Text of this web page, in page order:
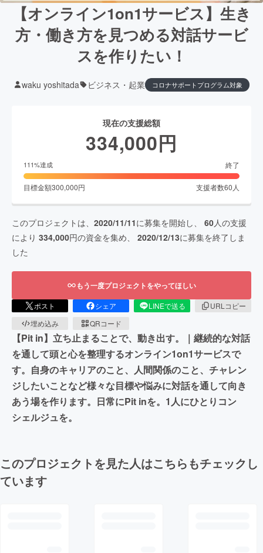
【オンライン1on1サービス】生き
方・働き方を見つめる対話サービ
スを作りたい！
waku yoshitada ビジネス・起業 コロナサポートプログラム対象
現在の支援総額
334,000円
111%達成 終了
目標金額300,000円 支援者数60 人
このプロジェクトは、 2020/11/11に募集を開始し、 60人の支援
により 334,000円の資金を集め、 2020/12/13に募集を終了しま
した
もう一度プロジェクトをやってほしい
ポスト シェア LINEで送る
URLコピー
埋め込み
QRコード
【Pit in】立ち止まることで、動き出す。｜継続的な対話
を通して頭と心を整理するオンライン1on1サービスで
す。自身のキャリアのこと、人間関係のこと、チャレン
ジしたいことなど様々な目標や悩みに対話を通して向き
あう場を作ります。日常にPit inを。1人にひとりコン
シェルジュを。
このプロジェクトを見た人はこちらもチェックし
ています